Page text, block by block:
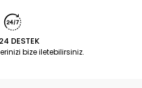
DESTEK
bize iletebilirsiniz.